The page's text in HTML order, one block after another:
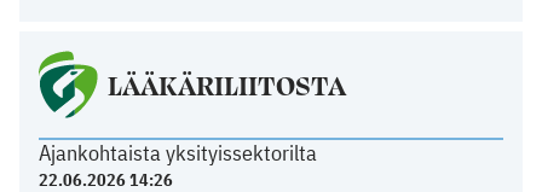
LÄÄKÄRILIITOSTA
Ajankohtaista yksityissektorilta
22.06.2026 14:26